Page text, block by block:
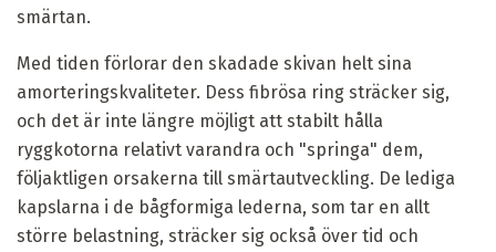
smärtan.
Med tiden förlorar den skadade skivan helt sina
amorteringskvaliteter. Dess fibrösa ring sträcker sig,
och det är inte längre möjligt att stabilt hålla
ryggkotorna relativt varandra och "springa" dem,
följaktligen orsakerna till smärtautveckling. De lediga
kapslarna i de bågformiga lederna, som tar en allt
större belastning, sträcker sig också över tid och